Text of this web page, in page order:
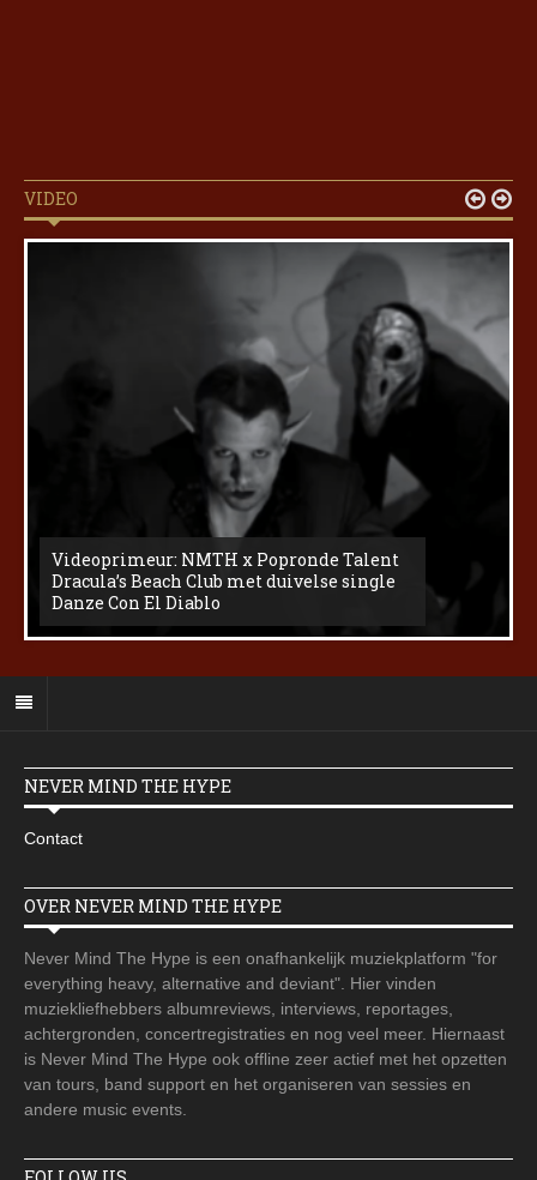
VIDEO
Videoprimeur: NMTH x Popronde Talent
Dracula’s Beach Club met duivelse single
Danze Con El Diablo
 
NEVER MIND THE HYPE
Contact
OVER NEVER MIND THE HYPE
Never Mind The Hype is een onafhankelijk muziekplatform "for
everything heavy, alternative and deviant". Hier vinden
muziekliefhebbers albumreviews, interviews, reportages,
achtergronden, concertregistraties en nog veel meer. Hiernaast
is Never Mind The Hype ook offline zeer actief met het opzetten
van tours, band support en het organiseren van sessies en
andere music events.